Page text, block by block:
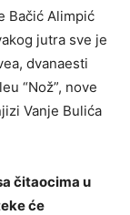
Bačić Alimpić
jutra sve je
dvanaesti
“Nož”, nove
Vanje Bulića
čitaocima u
će